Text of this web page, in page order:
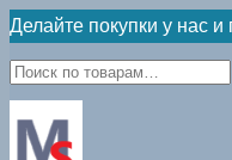
Skip
to
content
Делайте покупки у нас и
Искать: